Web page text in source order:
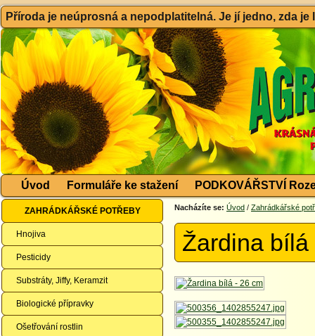
Příroda je neúprosná a nepodplatitelná. Je jí jedno, zda
Úvod Formuláře ke stažení PODKOVÁŘSTVÍ
ZAHRÁDKÁŘSKÉ POTŘEBY
Hnojiva
Pesticidy
Substráty, Jiffy, Keramzit
Biologické přípravky
Ošetřování rostlin
Nacházíte se: Úvod / Zahrádkářské
Žardina bílá